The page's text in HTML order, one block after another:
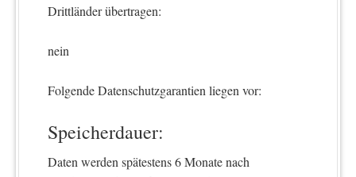
Drittländer übertragen:
nein
Folgende Datenschutzgarantien liegen vor:
Speicherdauer:
Daten werden spätestens 6 Monate nach